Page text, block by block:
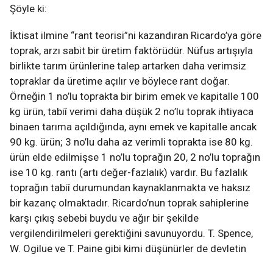
Şöyle ki:
İktisat ilmine “rant teorisi”ni kazandıran Ricardo’ya göre
toprak, arzı sabit bir üretim faktörüdür. Nüfus artışıyla
birlikte tarım ürünlerine talep artarken daha verimsiz
topraklar da üretime açılır ve böylece rant doğar.
Örneğin 1 no’lu toprakta bir birim emek ve kapitalle 100
kg ürün, tabiî verimi daha düşük 2 no’lu toprak ihtiyaca
binaen tarıma açıldığında, aynı emek ve kapitalle ancak
90 kg. ürün; 3 no’lu daha az verimli toprakta ise 80 kg.
ürün elde edilmişse 1 no’lu toprağın 20, 2 no’lu toprağın
ise 10 kg. rantı (artı değer-fazlalık) vardır. Bu fazlalık
toprağın tabiî durumundan kaynaklanmakta ve haksız
bir kazanç olmaktadır. Ricardo’nun toprak sahiplerine
karşı çıkış sebebi buydu ve ağır bir şekilde
vergilendirilmeleri gerektiğini savunuyordu. T. Spence,
W. Ogilue ve T. Paine gibi kimi düşünürler de devletin